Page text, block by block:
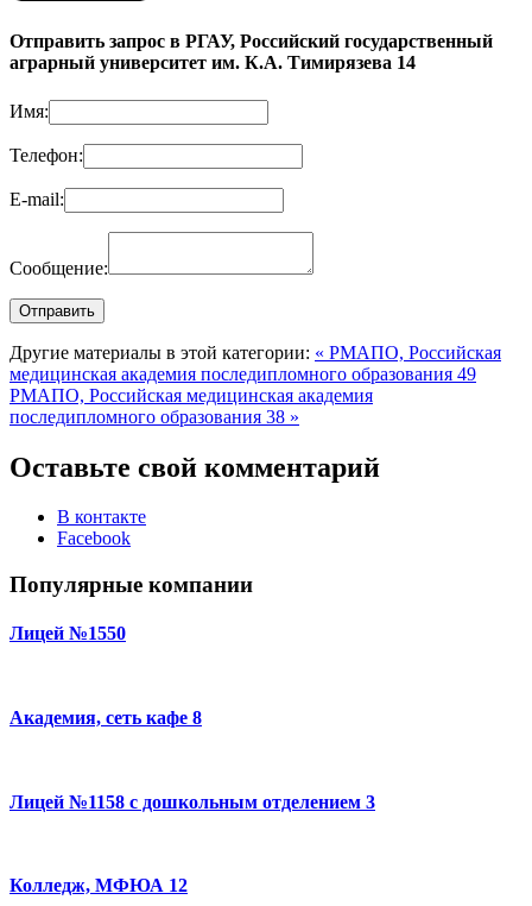
Отправить запрос в РГАУ, Российский государственный
аграрный университет им. К.А. Тимирязева 14
Имя:
Телефон:
E-mail:
Сообщение:
Другие материалы в этой категории: « РМАПО, Российская
медицинская академия последипломного образования 49
РМАПО, Российская медицинская академия
последипломного образования 38 »
Оставьте свой комментарий
В контакте
Facebook
Популярные компании
Лицей №1550
Академия, сеть кафе 8
Лицей №1158 с дошкольным отделением 3
Колледж, МФЮА 12